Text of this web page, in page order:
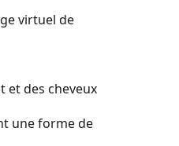
virtuel de
et des cheveux
une forme de